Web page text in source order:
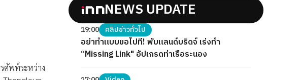
ศัพท์ระหว่าง
NEWS UPDATE
19:00 คลิปข่าวทั่วไป
อย่าทำแบบขอไปที! พับแลนด์บริดจ์ เร่งทำ
“Missing Link" อัปเกรดท่าเรือระนอง